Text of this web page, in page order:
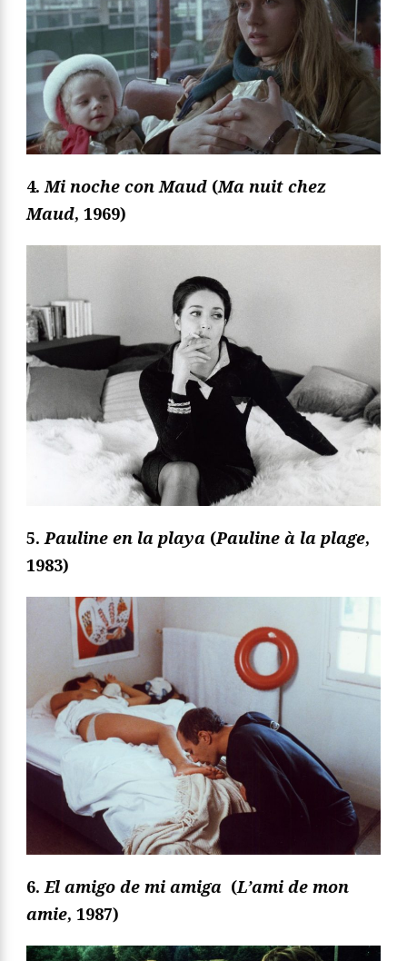
4. Mi noche con Maud (Ma nuit chez
Maud, 1969)
5. Pauline en la playa (Pauline à la plage,
1983)
6.El amigo de mi amiga (L’ami de mon
amie, 1987)